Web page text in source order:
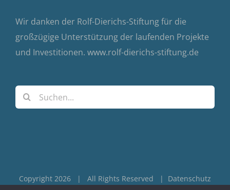
Wir danken der Rolf-Dierichs-Stiftung für die
großzügige Unterstützung der laufenden Projekte
und Investitionen. www.rolf-dierichs-stiftung.de
Suche
nach:
Copyright 2026 | All Rights Reserved | Datenschutz